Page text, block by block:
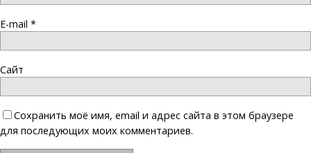
E-mail *
Сайт
Сохранить моё имя, email и адрес сайта в этом браузере
для последующих моих комментариев.